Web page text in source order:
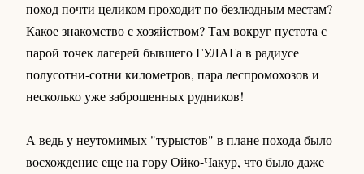
поход почти целиком проходит по безлюдным местам?
Какое знакомство с хозяйством? Там вокруг пустота с
парой точек лагерей бывшего ГУЛАГа в радиусе
полусотни-сотни километров, пара леспромохозов и
несколько уже заброшенных рудников!
А ведь у неутомимых "турыстов" в плане похода было
восхождение еще на гору Ойко-Чакур, что было даже